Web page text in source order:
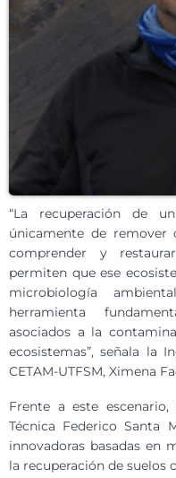
“La recuperación de
únicamente de remover
comprender y
permiten que ese
microbiología
herramienta
asociados a la
ecosistemas”, señala la
CETAM-UTFSM, Ximena
Frente a este
Técnica Federico Santa
innovadoras basadas en
la recuperación de suelos